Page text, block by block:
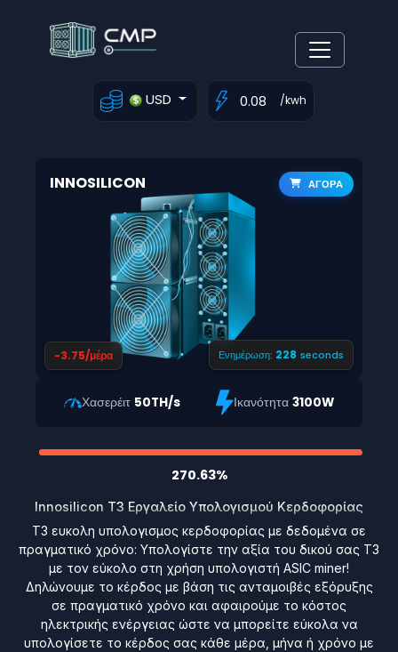
USD /kwh
ΑΓΟΡΑ
-3.75/μέρα
INNOSILICON
Ενημέρωση: 227 seconds
Χασερέιτ 50TH/s Ικανότητα 3100W
270.63%
Innosilicon T3 Εργαλείο Υπολογισμού Κερδοφορίας
T3 ευκολη υπολογισμος κερδοφορίας με δεδομένα σε
πραγματικό χρόνο: Υπολογίστε την αξία του δικού σας T3
με τον εύκολο στη χρήση υπολογιστή ASIC miner!
Δηλώνουμε το κέρδος με βάση τις ανταμοιβές εξόρυξης
σε πραγματικό χρόνο και αφαιρούμε το κόστος
ηλεκτρικής ενέργειας ώστε να μπορείτε εύκολα να
υπολογίσετε το κέρδος σας κάθε μέρα, μήνα ή χρόνο με